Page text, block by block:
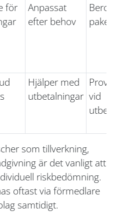
för
Anpassat
efter behov
paket
Hjälper med
utbetalningar vid
som tillverkning,
är det vanligt att
riskbedömning.
oftast via förmedlare
samtidigt.